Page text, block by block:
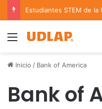
Menu
Inicio / Bank of America
Bank of